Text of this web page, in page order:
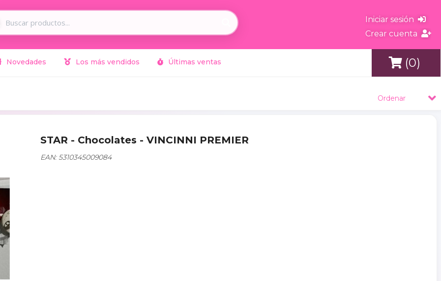
Iniciar sesión
Crear cuenta
Novedades Los más vendidos Últimas ventas (0)
Ordenar
STAR - Chocolates - VINCINNI PREMIER
EAN: 5310345009084